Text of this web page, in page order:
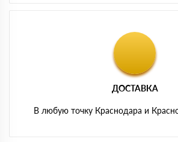
ДОСТАВКА
В любую точку Краснодара и